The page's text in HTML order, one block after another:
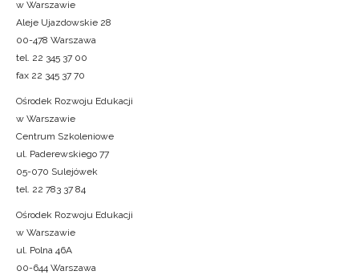
w Warszawie
Aleje Ujazdowskie 28
00-478 Warszawa
tel. 22 345 37 00
fax 22 345 37 70
Ośrodek Rozwoju Edukacji
w Warszawie
Centrum Szkoleniowe
ul. Paderewskiego 77
05-070 Sulejówek
tel. 22 783 37 84
Ośrodek Rozwoju Edukacji
w Warszawie
ul. Polna 46A
00-644 Warszawa